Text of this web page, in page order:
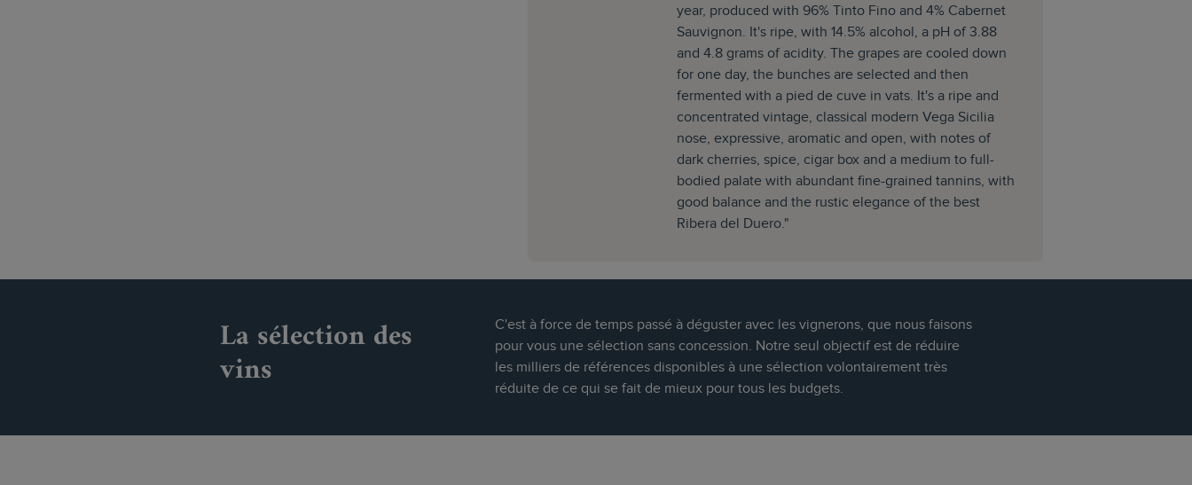
year, produced with 96% Tinto Fino and 4% Cabernet
Sauvignon. It's ripe, with 14.5% alcohol, a pH of 3.88
and 4.8 grams of acidity. The grapes are cooled down
for one day, the bunches are selected and then
fermented with a pied de cuve in vats. It's a ripe and
concentrated vintage, classical modern Vega Sicilia
nose, expressive, aromatic and open, with notes of
dark cherries, spice, cigar box and a medium to full-
bodied palate with abundant fine-grained tannins, with
good balance and the rustic elegance of the best
Ribera del Duero."
La sélection des
vins
C'est à force de temps passé à déguster avec les vignerons, que nous faisons
pour vous une sélection sans concession. Notre seul objectif est de réduire
les milliers de références disponibles à une sélection volontairement très
réduite de ce qui se fait de mieux pour tous les budgets.